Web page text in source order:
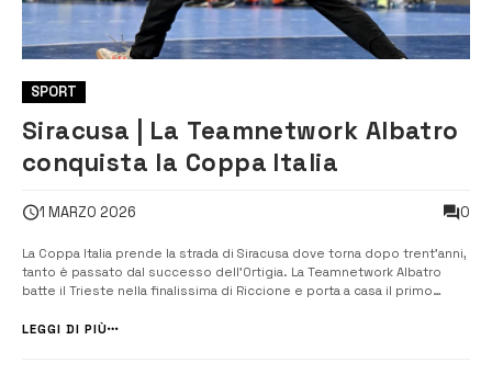
SPORT
Siracusa | La Teamnetwork Albatro
conquista la Coppa Italia
1 MARZO 2026 0
La Coppa Italia prende la strada di Siracusa dove torna dopo trent’anni,
tanto è passato dal successo dell’Ortigia. La Teamnetwork Albatro
batte il Trieste nella finalissima di Riccione e porta a casa il primo
e lascia spazio agli avversari soltanto negli ultimi [&hellip...
LEGGI DI PIÙ